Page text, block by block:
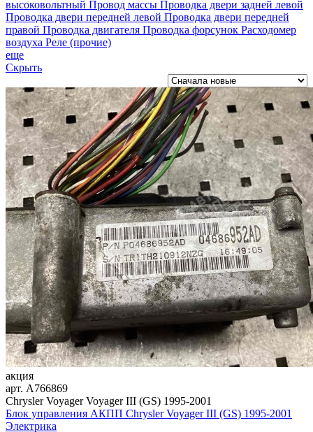
высоковольтный Провод массы Проводка двери задней левой
Проводка двери передней левой Проводка двери передней
правой Проводка двигателя Проводка форсунок Расходомер
воздуха Реле (прочие)
еще
Скрыть
акция
арт. A766869
Chrysler Voyager Voyager III (GS) 1995-2001
Блок управления АКПП Chrysler Voyager III (GS) 1995-2001
Электрика